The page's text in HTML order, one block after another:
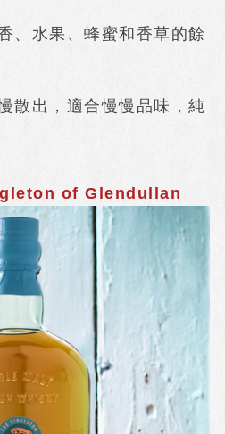
、水果、蜂蜜和香草的餘
散出，適合慢慢品味，純
of Glendullan